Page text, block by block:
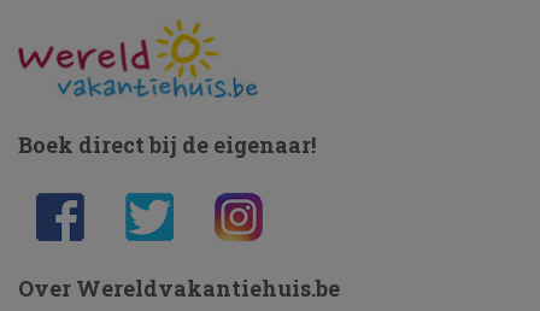
Boek direct bij de eigenaar!
Over Wereldvakantiehuis.be